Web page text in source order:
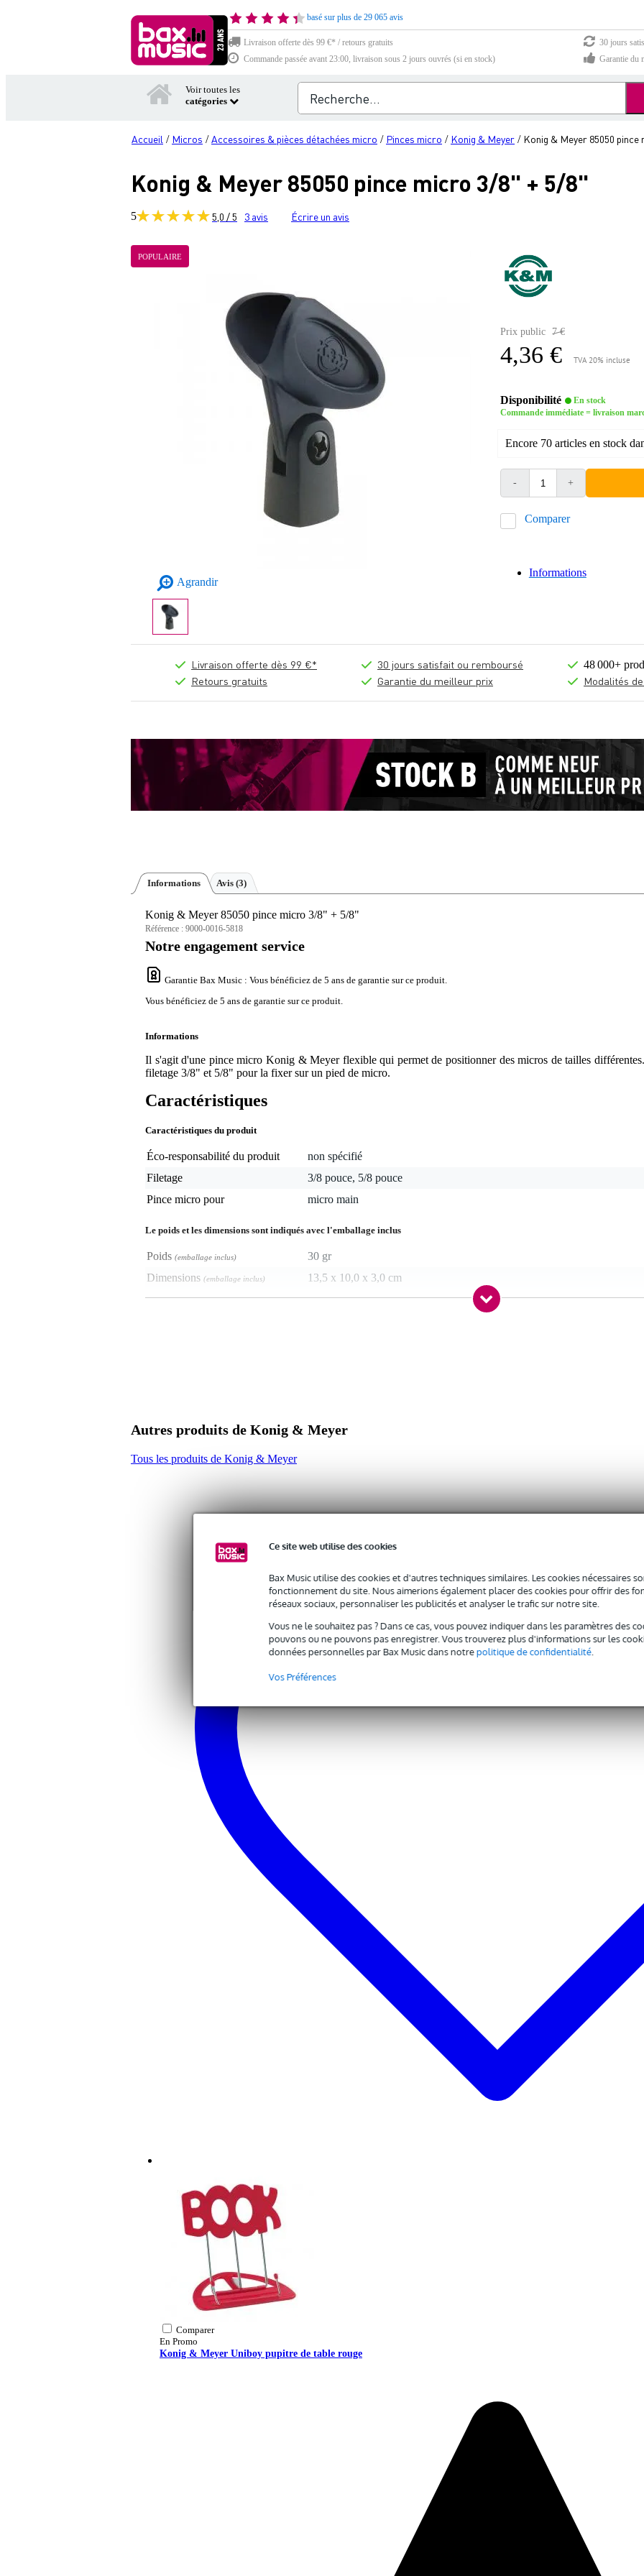
Ce site web utilise des cookies
Bax Music utilise des cookies et d'autres techniques similaires. Les cookies nécessaires
fonctionnement du site. Nous aimerions également placer des cookies pour offrir des
réseaux sociaux, personnaliser les publicités et analyser le trafic sur notre site.
Vous ne le souhaitez pas ? Dans ce cas, vous pouvez indiquer dans les paramètres des
pouvons ou ne pouvons pas enregistrer. Vous trouverez plus d'informations sur les
données personnelles par Bax Music dans notrepolitique de confidentialité.
Vos Préférences
basé sur plus de 29 065 avis
Livraison offerte dès 99 €* / retours gratuits
30 jours
Commande passée avant 23:00, livraison sous 2 jours ouvrés (si en stock)
Garantie du
Voir toutes les
catégories
Accueil / Micros /Accessoires & pièces détachées micro / Pinces micro / Konig & Meyer / Konig & Meyer 85050 pince
Konig & Meyer 85050 pince micro 3/8" + 5/8"
5 5,0 / 5 3 avis Écrire un avis
POPULAIRE
Agrandir
Prix public 7 €
4,36 € TVA 20% incluse
Disponibilité
En stock
Commande immédiate = livraison
Encore 70 articles en stock
- +
Comparer
Informations
Livraison offerte dès 99 €*
Retours gratuits
30 jours satisfait ou remboursé
Garantie du meilleur prix
48 000+
Modalités
Informations Avis (3)
Konig & Meyer 85050 pince micro 3/8" + 5/8"
Référence : 9000-0016-5818
Notre engagement service
Garantie Bax Music : Vous bénéficiez de 5 ans de garantie sur ce produit.
Vous bénéficiez de 5 ans de garantie sur ce produit.
Informations
Il s'agit d'une pince micro Konig & Meyer flexible qui permet de positionner des micros de tailles
filetage 3/8" et 5/8" pour la fixer sur un pied de micro.
Caractéristiques
Caractéristiques du produit
Éco-responsabilité du produit
non spécifié
Filetage
3/8 pouce, 5/8 pouce
Pince micro pour
micro main
Le poids et les dimensions sont indiqués avec l'emballage inclus
Poids (emballage inclus)
30 gr
Dimensions (emballage inclus) 13,5 x 10,0 x 3,0 cm
Autres produits de Konig & Meyer
Tous les produits de Konig & Meyer
Comparer
En Promo
Konig & Meyer Uniboy pupitre de table rouge